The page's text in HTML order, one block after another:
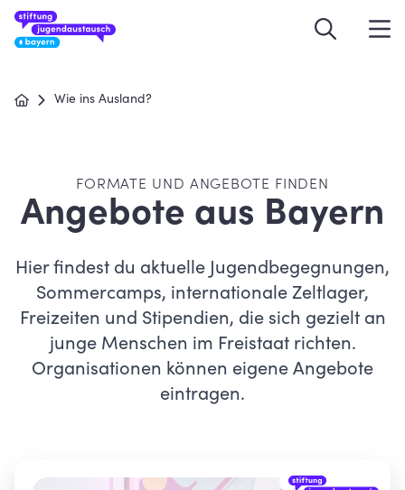
Wie ins Ausland?
FORMATE UND ANGEBOTE FINDEN
Angebote aus Bayern
Hier findest du aktuelle Jugendbegegnungen,
Sommercamps, internationale Zeltlager,
Freizeiten und Stipendien, die sich gezielt an
junge Menschen im Freistaat richten.
Organisationen können eigene Angebote
eintragen.